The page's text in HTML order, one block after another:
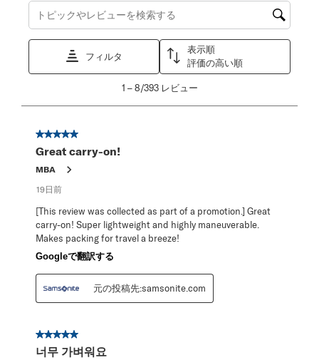
トピックやレビュー検索地域を検索する
フィルタ
表示順
評価の高い順
8/393
ー。
1 – 8/393 レビュー
星5／5個です。
Great carry-on!
MBA
19日前
[This review was collected as part of a promotion.] Great
carry-on! Super lightweight and highly maneuverable.
Makes packing for travel a breeze!
Googleで翻訳する
元の投稿先:samsonite.com
星5／5個です。
너무 가벼워요